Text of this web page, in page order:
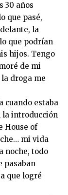
30 años
que pasé,
la
que podrían
hijos. Tengo
de mi
droga me
cuando estaba
la introducción
House of
mi vida
noche, todo
pasaban
que logré